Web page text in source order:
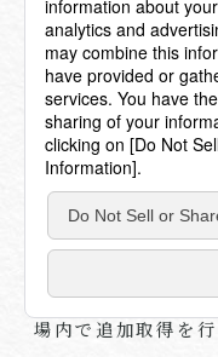
僅少な買付け等
今回の改正によっ
30％ルール（上記
有割合が3分の1
されることになる
号）、既に株券等
場内で追加取得を